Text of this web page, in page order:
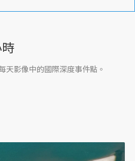
天影像中的國際深度事件點。